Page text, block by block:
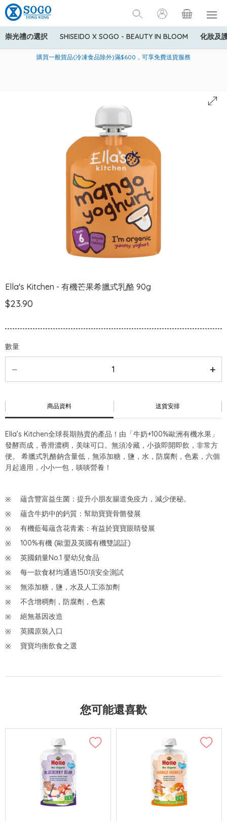
崇光禮の選択 SHISEIDO X SOGO - BEAUTY IN BLOOM 化妝及
美國運通Explorer®信用卡會員購物禮遇：高達5%簽賬回贈！
購買一般貨品(冷凍食品除外)滿$600，可享免費送貨服務
寄送中國內地服務只適用於指定商品，若訂單金額少於HK$600(折
Ella's Kitchen - 有機芒果希臘式乳酪 90g
$23.90
數量
商品資料 送貨安排
Ella’s Kitchen全球長期熱賣的產品！由「牛奶+100%歐洲有機水果」
發酵而成，香滑濃稠，美味可口。無須冷藏，小孩即開即飲，非常方
便。 希臘式乳酪鈉含量低，無添加糖，鹽，水，防腐劑，色素，六個
月起適用，小小一包，啖啖營養！
蘊含豐富益生菌：提升小朋友腸道免疫力，減少便秘。
蘊含牛奶中的鈣質：幫助寶寶骨骼發展
有機藍莓蘊含花青素：有益於寶寶眼睛發展
100%有機 (歐盟及英國有機雙認証)
英國銷量No.1 嬰幼兒食品
每一款食材均通過150項安全測試
無添加糖，鹽，水及人工添加劑
不含增稠劑，防腐劑，色素
絕無基因改造
英國原裝入口
寶寶均衡飲食之選
您可能還喜歡